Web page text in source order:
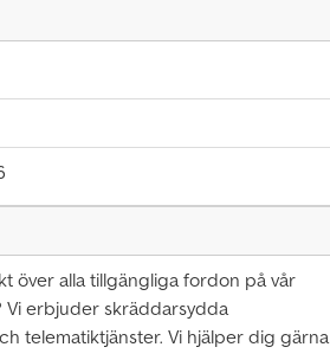
över alla tillgängliga fordon på vår
erbjuder skräddarsydda
telematiktjänster. Vi hjälper dig gärna